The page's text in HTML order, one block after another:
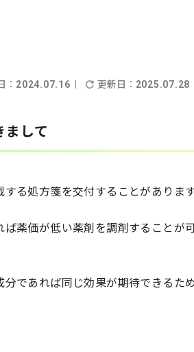
： 2024.07.16 更新日： 2025.07.28
して
る処方箋を交付することがありま
薬価が低い薬剤を調剤すること
であれば同じ効果が期待できる